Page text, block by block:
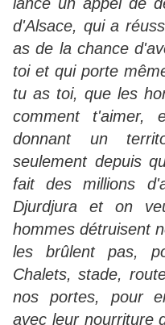
d'Alsace, qui a
as de la chance
toi et qui porte
tu as toi, que les
comment t'aimer,
donnant un
seulement depuis
fait des millions
Djurdjura et on
hommes détruisent
les brûlent pas,
Chalets, stade,
nos portes, pour
avec leur nourriture